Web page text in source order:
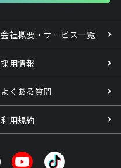
会社概要・サービス一覧
採用情報
よくある質問
利用規約